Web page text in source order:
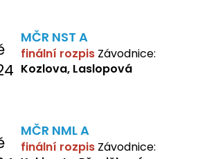
MČR NST A
finální rozpis Závodnice:
Kozlova, Laslopová
MČR NML A
finální rozpis Závodnice: